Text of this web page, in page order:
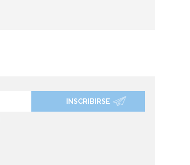
INSCRIBIRSE